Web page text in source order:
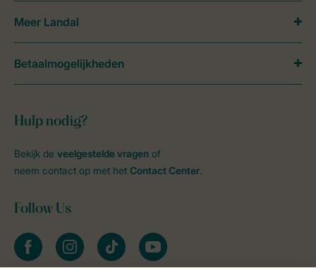
Hulp nodig?
Bekijk de veelgestelde vragen of
neem contact op met het Contact Center.
Follow Us
facebookinstagramtiktok youtube
Meer Landal
Betaalmogelijkheden